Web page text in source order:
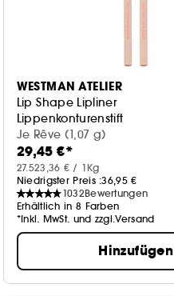
WESTMAN ATELIER
Lip Shape Lipliner
Lippenkonturenstift
Je Rêve (1,07 g)
29,45 €*
27.523,36 € / 1Kg
Niedrigster Preis :36,95 €
1032Bewertungen
Erhältlich in 8 Farben
*Inkl. MwSt. und zzgl.Versand
Hinzufügen